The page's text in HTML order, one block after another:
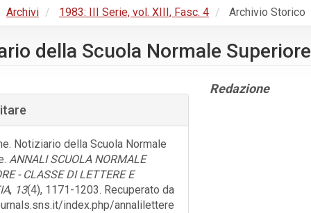
Archivi 1983: III Serie, vol. XIII, Fasc. 4 Archivio Storico
della Scuola Normale Superiore
Notiziario della Scuola Normale
ANNALI SCUOLA NORMALE
- CLASSE DI LETTERE E
, 13(4), 1171-1203. Recuperato da
index.php/annalilettere
Contenuto
Redazione